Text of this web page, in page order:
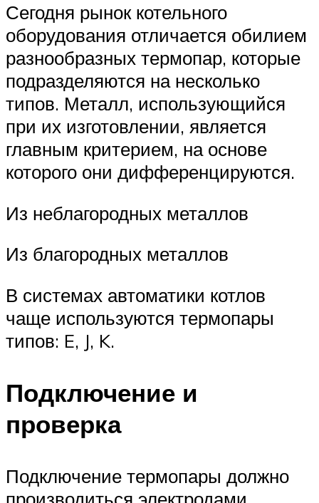
Сегодня рынок котельного
оборудования отличается обилием
разнообразных термопар, которые
подразделяются на несколько
типов. Металл, использующийся
при их изготовлении, является
главным критерием, на основе
которого они дифференцируются.
Из неблагородных металлов
Из благородных металлов
В системах автоматики котлов
чаще используются термопары
типов: E, J, K.
Подключение и
проверка
Подключение термопары должно